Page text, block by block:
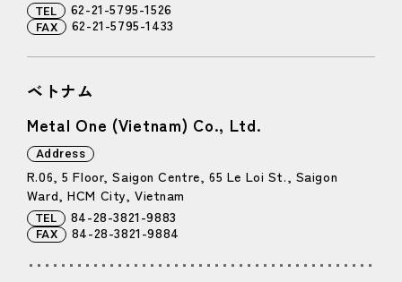
TEL 62-21-5795-1526
FAX 62-21-5795-1433
ベトナム
Metal One (Vietnam) Co., Ltd.
Address
R.06, 5 Floor, Saigon Centre, 65 Le Loi St., Saigon
Ward, HCM City, Vietnam
TEL 84-28-3821-9883
FAX 84-28-3821-9884